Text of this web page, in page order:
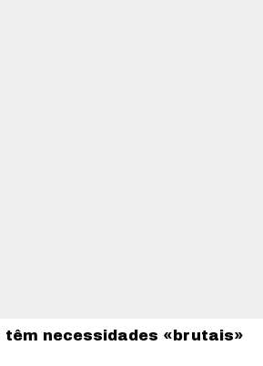
têm necessidades «brutais»